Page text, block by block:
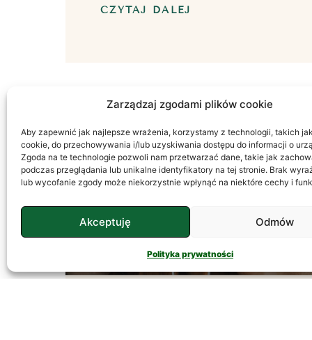
Zarządzaj zgodami plików cookie
Aby zapewnić jak najlepsze wrażenia, korzystamy z technologii, takich
cookie, do przechowywania i/lub uzyskiwania dostępu do informacji o
Zgoda na te technologie pozwoli nam przetwarzać dane, takie jak
podczas przeglądania lub unikalne identyfikatory na tej stronie. Brak
lub wycofanie zgody może niekorzystnie wpłynąć na niektóre cechy i
Akceptuję Odmów
Polityka prywatności
CZYTAJ DALEJ
PSYCHOLOGIA